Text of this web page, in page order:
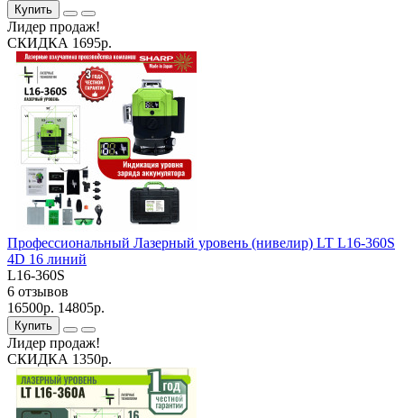
Купить
Лидер продаж!
СКИДКА 1695р.
Профессиональный Лазерный уровень (нивелир) LT L16-360S
4D 16 линий
L16-360S
6 отзывов
16500р. 14805р.
Купить
Лидер продаж!
СКИДКА 1350р.